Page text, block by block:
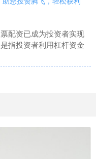
配资已成为投资者实现
指投资者利用杠杆资金
资开户平台，你可以轻